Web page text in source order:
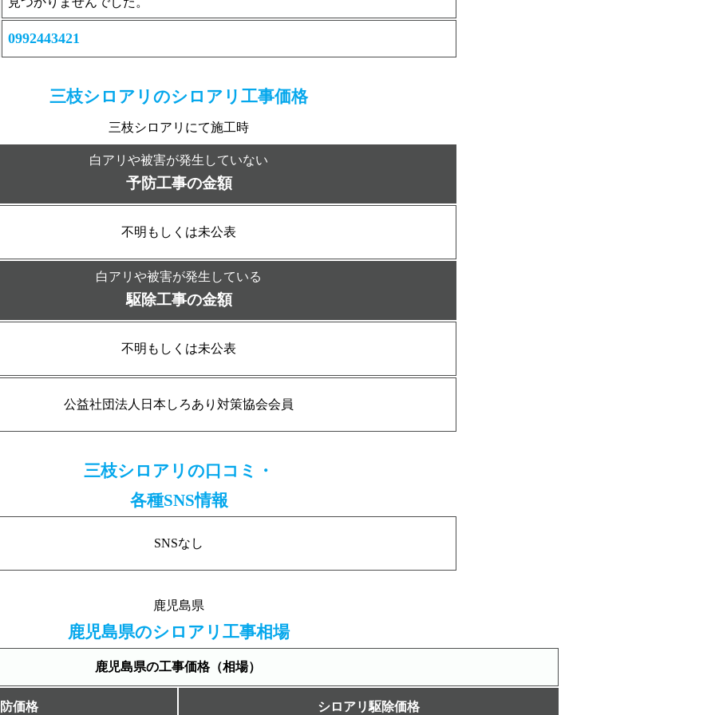
0992443421
三枝シロアリのシロアリ工事価格
三枝シロアリにて施工時
白アリや被害が発生していない
予防工事の金額
不明もしくは未公表
白アリや被害が発生している
駆除工事の金額
不明もしくは未公表
公益社団法人日本しろあり対策協会会員
三枝シロアリの口コミ・
各種SNS情報
SNSなし
鹿児島県
鹿児島県のシロアリ工事相場
鹿児島県の工事価格（相場）
価格 シロアリ駆除価格